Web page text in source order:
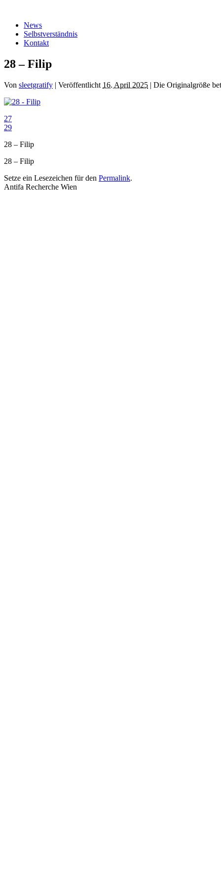
springenNews
Selbstverständnis
Kontakt
28 – Filip
Von sleetgratify | Veröffentlicht 16. April 2025 | Die Originalgröße
27
29
28 – Filip
28 – Filip
Setze ein Lesezeichen für den Permalink.
Antifa Recherche Wien